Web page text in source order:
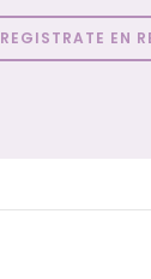
REGISTRATE EN